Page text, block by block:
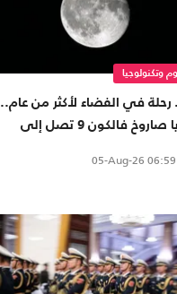
وتكنولوجيا
رحلة في الفضاء لأكثر من عام..
بقايا صاروخ فالكون 9 تصل إلى
05-Aug-26